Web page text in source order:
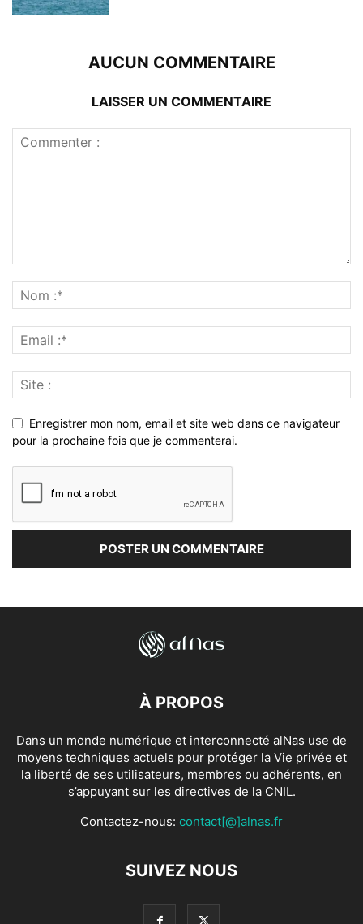
AUCUN COMMENTAIRE
LAISSER UN COMMENTAIRE
Enregistrer mon nom, email et site web dans ce navigateur
pour la prochaine fois que je commenterai.
À PROPOS
Dans un monde numérique et interconnecté alNas use de
moyens techniques actuels pour protéger la Vie privée et
la liberté de ses utilisateurs, membres ou adhérents, en
s’appuyant sur les directives de la CNIL.
Contactez-nous: contact[@]alnas.fr
SUIVEZ NOUS